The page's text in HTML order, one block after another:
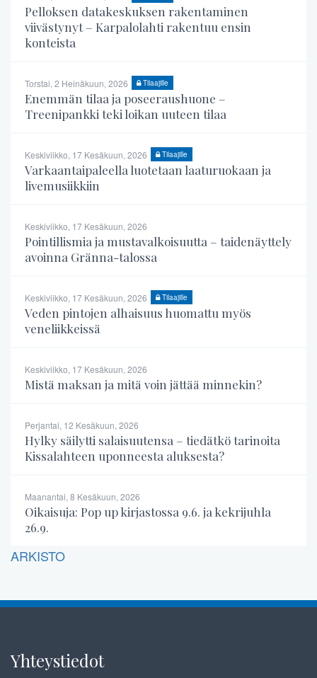
Pelloksen datakeskuksen rakentaminen
viivästynyt – Karpalolahti rakentuu ensin
konteista
Torstai, 2 Heinäkuun, 2026 Tilaajille
Enemmän tilaa ja poseeraushuone –
Treenipankki teki loikan uuteen tilaa
Keskiviikko, 17 Kesäkuun, 2026 Tilaajille
Varkaantaipaleella luotetaan laaturuokaan ja
livemusiikkiin
Keskiviikko, 17 Kesäkuun, 2026
Pointillismia ja mustavalkoisuutta – taidenäyttely
avoinna Gränna-talossa
Keskiviikko, 17 Kesäkuun, 2026 Tilaajille
Veden pintojen alhaisuus huomattu myös
veneliikkeissä
Keskiviikko, 17 Kesäkuun, 2026
Mistä maksan ja mitä voin jättää minnekin?
Perjantai, 12 Kesäkuun, 2026
Hylky säilytti salaisuutensa – tiedätkö tarinoita
Kissalahteen uponneesta aluksesta?
Maanantai, 8 Kesäkuun, 2026
Oikaisuja: Pop up kirjastossa 9.6. ja kekrijuhla
26.9.
ARKISTO
Yhteystiedot